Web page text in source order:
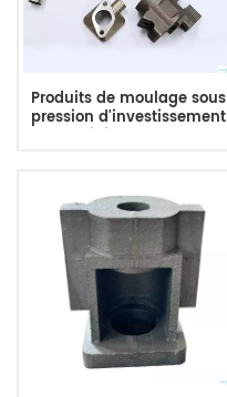
Produits de moulage sous
pression d'investissement
la Chine